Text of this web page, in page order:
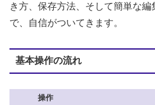
き方、保存方法、そして簡単な編
で、自信がついてきます。
基本操作の流れ
操作